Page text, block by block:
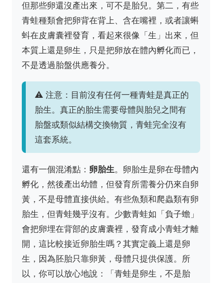
但那些卵還沒產出來，可不是胎兒。第二，有些
青蛙種類會把卵背在背上、含在嘴裡，或者讓蝌
蚪在皮膚囊裡發育，看起來很像「生」出來，但
本質上還是卵生，只是把卵放在體內孵化而已，
不是透過胎盤供應養分。
⚠️ 注意：目前沒有任何一種青蛙是真正的
胎生。真正的胎生需要母體與胎兒之間有
胎盤或類似結構交換物質，青蛙完全沒有
這套系統。
還有一個混淆點： 卵胎生。卵胎生是卵在母體內
孵化，然後產出幼體，但發育所需養分仍來自卵
黃，不是母體直接供給。有些魚類和爬蟲類有卵
胎生，但青蛙幾乎沒有。少數青蛙如「負子蟾」
會把卵埋在背部的皮膚囊裡，發育成小青蛙才離
開，這比較接近卵胎生嗎？其實定義上還是卵
生，因為胚胎只靠卵黃，母體只提供保護。所
以，你可以放心地說：「青蛙是卵生，不是胎